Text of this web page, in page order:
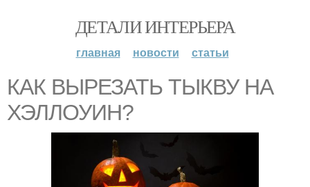
ДЕТАЛИ ИНТЕРЬЕРА
главная новости статьи
КАК ВЫРЕЗАТЬ ТЫКВУ НА
ХЭЛЛОУИН?